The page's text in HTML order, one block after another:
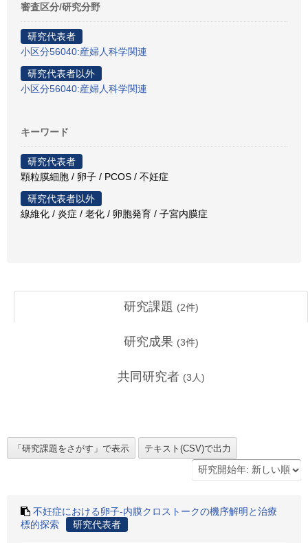
審査区分/研究分野
研究代表者
小区分56040:産婦人科学関連
研究代表者以外
小区分56040:産婦人科学関連
キーワード
研究代表者
顆粒膜細胞 / 卵子 / PCOS / 不妊症
研究代表者以外
線維化 / 炎症 / 老化 / 卵胞発育 / 子宮内膜症
研究課題 (2件)
研究成果 (3件)
共同研究者 (3 人)
不妊症における卵子-内膜クロストークの機序解明と治療
標的探索
研究代表者